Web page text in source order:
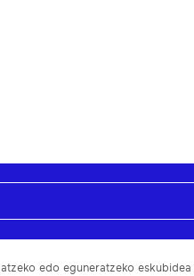
edo eguneratzeko eskubidea